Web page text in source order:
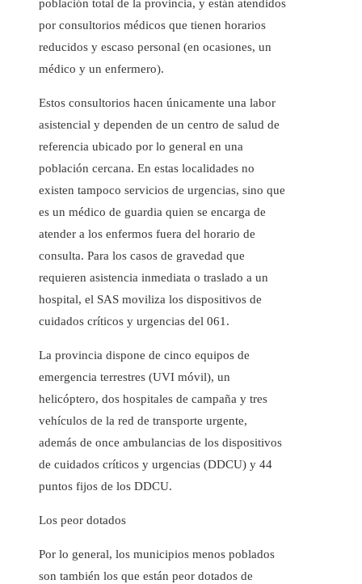
población total de la provincia, y están atendidos
por consultorios médicos que tienen horarios
reducidos y escaso personal (en ocasiones, un
médico y un enfermero).
Estos consultorios hacen únicamente una labor
asistencial y dependen de un centro de salud de
referencia ubicado por lo general en una
población cercana. En estas localidades no
existen tampoco servicios de urgencias, sino que
es un médico de guardia quien se encarga de
atender a los enfermos fuera del horario de
consulta. Para los casos de gravedad que
requieren asistencia inmediata o traslado a un
hospital, el SAS moviliza los dispositivos de
cuidados críticos y urgencias del 061.
La provincia dispone de cinco equipos de
emergencia terrestres (UVI móvil), un
helicóptero, dos hospitales de campaña y tres
vehículos de la red de transporte urgente,
además de once ambulancias de los dispositivos
de cuidados críticos y urgencias (DDCU) y 44
puntos fijos de los DDCU.
Los peor dotados
Por lo general, los municipios menos poblados
son también los que están peor dotados de